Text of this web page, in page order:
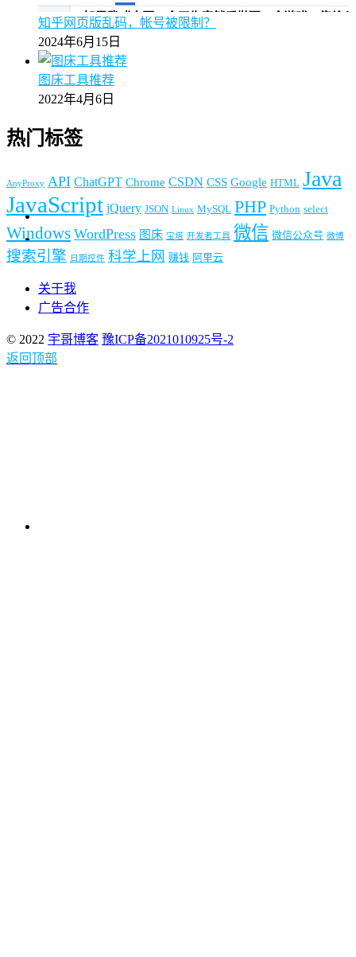
知乎网页版乱码，帐号被限制？
2024年6月15日
图床工具推荐
2022年4月6日
热门标签
AnyProxy API ChatGPT Chrome CSDN CSS Google HTML Java
JavaScript jQuery JSON Linux MySQL PHP Python select
Windows WordPress 图床 宝塔 开发者工具 微信 微信公众号 微博
搜索引擎 日期控件 科学上网 赚钱 阿里云
关于我
广告合作
© 2022 宇哥博客 豫ICP备2021010925号-2
返回顶部